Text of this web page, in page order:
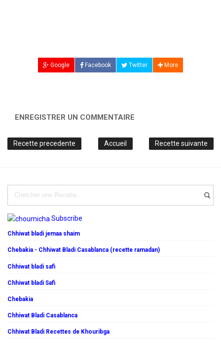
Google Facebook Twitter More
ENREGISTRER UN COMMENTAIRE
Recette precedente Recette suivante
Accueil
Subscribe
Chhiwat bladi jemaa shaim
Chebakia - Chhiwat Bladi Casablanca (recette ramadan)
Chhiwat bladi safi
Chhiwat bladi Safi
Chebakia
Chhiwat Bladi Casablanca
Chhiwat Bladi Recettes de Khouribga